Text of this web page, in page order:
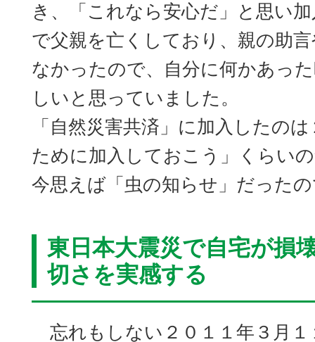
き、「これなら安心だ」と思い
で父親を亡くしており、親の助
なかったので、自分に何かあっ
しいと思っていました。
「自然災害共済」に加入したの
ために加入しておこう」くらい
今思えば「虫の知らせ」だった
東日本大震災で自宅が損
切さを実感する
忘れもしない２０１１年３月１